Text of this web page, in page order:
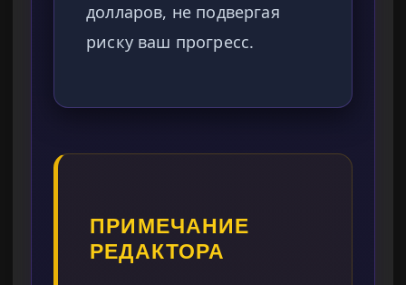
долларов, не подвергая
риску ваш прогресс.
ПРИМЕЧАНИЕ
РЕДАКТОРА